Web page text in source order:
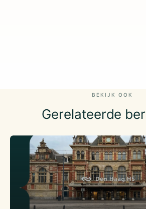
BEKIJK OOK
Gerelateerde